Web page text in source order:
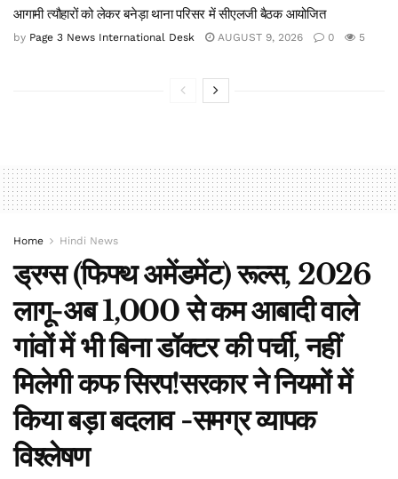
आगामी त्यौहारों को लेकर बनेड़ा थाना परिसर में सीएलजी बैठक आयोजित
by Page 3 News International Desk AUGUST 9, 2026 0 5
Home Hindi News
ड्रग्स (फिफ्थ अमेंडमेंट) रूल्स, 2026
लागू-अब 1,000 से कम आबादी वाले
गांवों में भी बिना डॉक्टर की पर्ची, नहीं
मिलेगी कफ सिरप!सरकार ने नियमों में
किया बड़ा बदलाव -समग्र व्यापक
विश्लेषण